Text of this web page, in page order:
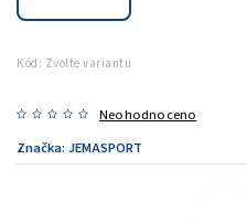
Kód: Zvolte variantu
Neohodnoceno
Značka: JEMASPORT